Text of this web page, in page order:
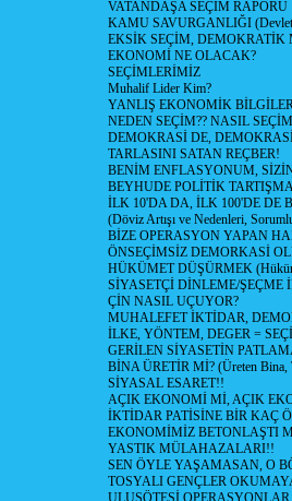
VATANDAŞA SEÇİM RAPORU
KAMU SAVURGANLIĞI (Devlet
EKSİK SEÇİM, DEMOKRATİK
EKONOMİ NE OLACAK?
SEÇİMLERİMİZ
Muhalif Lider Kim?
YANLIŞ EKONOMİK
NEDEN SEÇİM?? NASIL
DEMOKRASİ DE,
TARLASINI SATAN REÇBER!
BENİM ENFLASYONUM,
BEYHUDE POLİTİK
İLK 10'DA DA, İLK 100'DE DE
(Döviz Artışı ve Nedenleri,
BİZE OPERASYON YAPAN
ÖNSEÇİMSİZ DEMORKASİ
HÜKÜMET DÜŞÜRMEK
SİYASETÇİ DİNLEME/ŞEÇME
ÇİN NASIL UÇUYOR?
MUHALEFET İKTİDAR,
İLKE, YÖNTEM, DEGER =
GERİLEN SİYASETİN
BİNA ÜRETİR Mİ? (Üreten Bina,
SİYASAL ESARET!!
AÇIK EKONOMİ Mİ, AÇIK
İKTİDAR PATİSİNE BİR KAÇ
EKONOMİMİZ BETONLAŞTI
YASTIK MÜLAHAZALARI!!
SEN ÖYLE YAŞAMASAN, O
TOSYALI GENÇLER
ULUSÖTESİ OPERASYONLAR